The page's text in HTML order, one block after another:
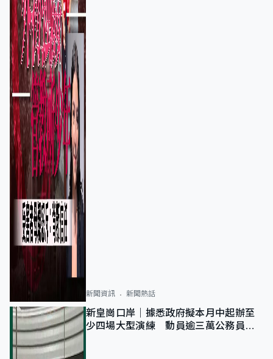
新聞資訊 新聞熱話
新皇崗口岸｜據悉政府擬本月中起辦至
少四場大型演練 動員逾三萬公務員人